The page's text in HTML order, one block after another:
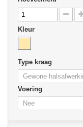
Kleur
Type kraag
Voering